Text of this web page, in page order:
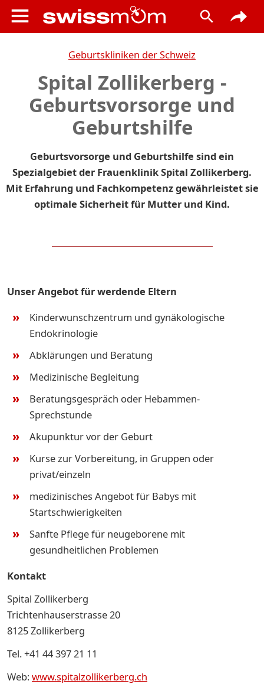
Geburtskliniken der Schweiz
Spital Zollikerberg -
Geburtsvorsorge und
Geburtshilfe
Geburtsvorsorge und Geburtshilfe sind ein
Spezialgebiet der Frauenklinik Spital Zollikerberg.
Mit Erfahrung und Fachkompetenz gewährleistet sie
optimale Sicherheit für Mutter und Kind.
Unser Angebot für werdende Eltern
Kinderwunschzentrum und gynäkologische
Endokrinologie
Abklärungen und Beratung
Medizinische Begleitung
Beratungsgespräch oder Hebammen-
Sprechstunde
Akupunktur vor der Geburt
Kurse zur Vorbereitung, in Gruppen oder
privat/einzeln
medizinisches Angebot für Babys mit
Startschwierigkeiten
Sanfte Pflege für neugeborene mit
gesundheitlichen Problemen
Kontakt
Spital Zollikerberg
Trichtenhauserstrasse 20
8125 Zollikerberg
Tel. +41 44 397 21 11
Web:www.spitalzollikerberg.ch